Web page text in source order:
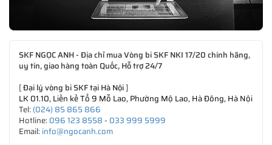
SKF NGỌC ANH - Địa chỉ mua Vòng bi SKF NKI 17/20 chính hãng,
uy tín, giao hàng toàn Quốc, Hỗ trợ 24/7
[Đại lý vòng bi SKF tại Hà Nội]
LK 01.10, Liền kề Tổ 9 Mỗ Lao, Phường Mộ Lao, Hà Đông, Hà Nội
Tel: (024) 85 865 866
Hotline: 096 123 8558- 033 999 5999
Email: info@ngocanh.com